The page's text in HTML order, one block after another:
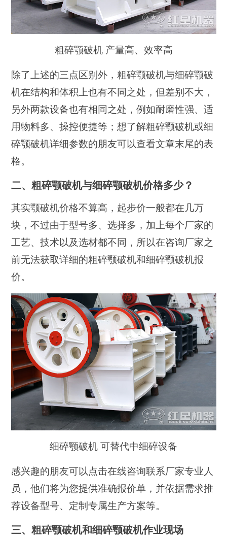
粗碎颚破机 产量高、效率高
除了上述的三点区别外，粗碎颚破机与细碎颚破
机在结构和体积上也有不同之处，但差别不大，
另外两款设备也有相同之处，例如耐磨性强、适
用物料多、操控便捷等；想了解粗碎颚破机或细
碎颚破机详细参数的朋友可以查看文章末尾的表
格。
二、粗碎颚破机与细碎颚破机价格多少？
其实颚破机价格不算高，起步价一般都在几万
块，不过由于型号多、选择多，加上每个厂家的
工艺、技术以及选材都不同，所以在咨询厂家之
前无法获取详细的粗碎颚破机和细碎颚破机报
价。
细碎颚破机 可替代中细碎设备
感兴趣的朋友可以点击在线咨询联系厂家专业人
员，他们将为您提供准确报价单，并依据需求推
荐设备型号、定制专属生产方案等。
三、粗碎颚破机和细碎颚破机作业现场